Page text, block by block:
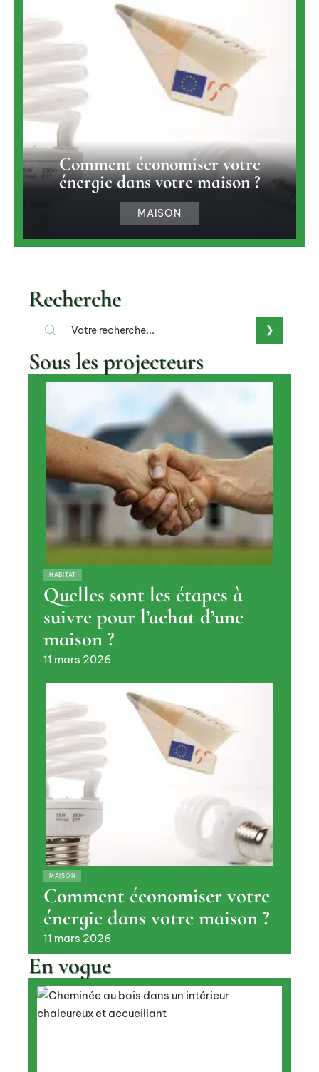
Comment économiser votre
énergie dans votre maison ?
MAISON
Recherche
Sous les projecteurs
HABITAT
Quelles sont les étapes à
suivre pour l’achat d’une
maison ?
11 mars 2026
MAISON
Comment économiser votre
énergie dans votre maison ?
11 mars 2026
En vogue